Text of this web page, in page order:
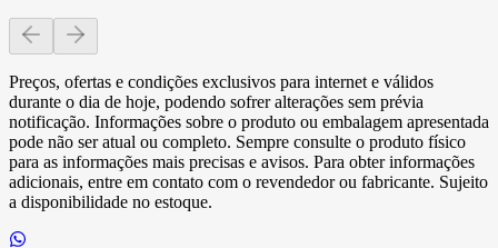
Preços, ofertas e condições exclusivos para internet e válidos
durante o dia de hoje, podendo sofrer alterações sem prévia
notificação. Informações sobre o produto ou embalagem apresentada
pode não ser atual ou completo. Sempre consulte o produto físico
para as informações mais precisas e avisos. Para obter informações
adicionais, entre em contato com o revendedor ou fabricante. Sujeito
a disponibilidade no estoque.